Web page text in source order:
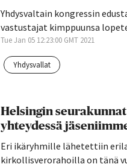
Yhdysvaltain kongressin
vastustajat kimppuunsa
Tue Jan 05 12:23:00 GMT 2021
yhdysvallat
Helsingin
yhteydessä
Eri ikäryhmille lähetettiin
kirkollisverorahoilla on tänä